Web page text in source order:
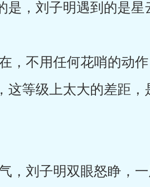
，刘子明遇到的是星
不用任何花哨的动作
这等级上太大的差距
刘子明双眼怒睁，一